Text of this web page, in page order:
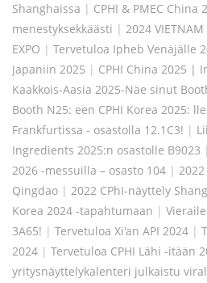
Shanghaissa | CPHI & PMEC China
menestyksekkäästi | 2024
EXPO | Tervetuloa Ipheb Venäjälle
Japaniin 2025 | CPHI China 2025 |
Kaakkois-Aasia 2025-Näe sinut
Booth N25: een CPHI Korea 2025:
Frankfurtissa - osastolla 12.1C3! |
Ingredients 2025:n osastolle B9023 |
2026 -messuilla – osasto 104 |
Qingdao | 2022 CPhI-näyttely
Korea 2024 -tapahtumaan |
3A65! | Tervetuloa Xi'an API 2024 |
2024 | Tervetuloa CPHI Lähi -itään
yritysnäyttelykalenteri julkaistu